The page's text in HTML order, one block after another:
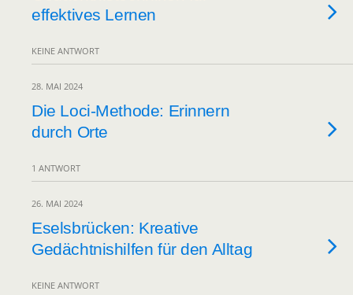
effektives Lernen
KEINE ANTWORT
28. MAI 2024
Die Loci-Methode: Erinnern
durch Orte
1 ANTWORT
26. MAI 2024
Eselsbrücken: Kreative
Gedächtnishilfen für den Alltag
KEINE ANTWORT